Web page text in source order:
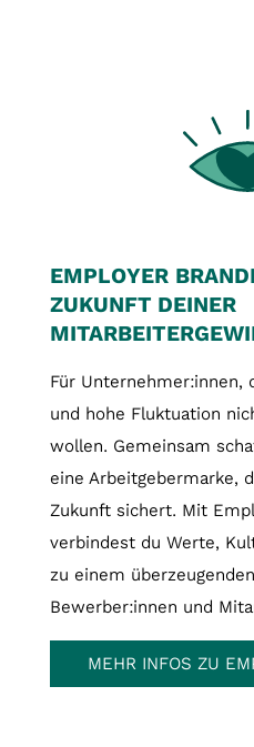
EMPLOYER
ZUKUNFT DEINER
Für Unternehmer:innen,
und hohe Fluktuation
wollen. Gemeinsam
eine Arbeitgebermarke,
Zukunft sichert. Mit
verbindest du Werte,
zu einem
Bewerber:innen und
MEHR INFOS ZU